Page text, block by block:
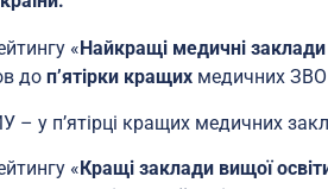
« Найкращі медичні заклади
до п’ятірки кращих медичних ЗВО
« Кращі заклади вищої